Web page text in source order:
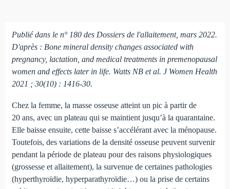
Publié dans le n° 180 des Dossiers de l'allaitement, mars 2022.
D'après : Bone mineral density changes associated with
pregnancy, lactation, and medical treatments in premenopausal
women and effects later in life. Watts NB et al. J Women Health
2021 ; 30(10) : 1416-30.
Chez la femme, la masse osseuse atteint un pic à partir de
20 ans, avec un plateau qui se maintient jusqu’à la quarantaine.
Elle baisse ensuite, cette baisse s’accélérant avec la ménopause.
Toutefois, des variations de la densité osseuse peuvent survenir
pendant la période de plateau pour des raisons physiologiques
(grossesse et allaitement), la survenue de certaines pathologies
(hyperthyroïdie, hyperparathyroïdie…) ou la prise de certains